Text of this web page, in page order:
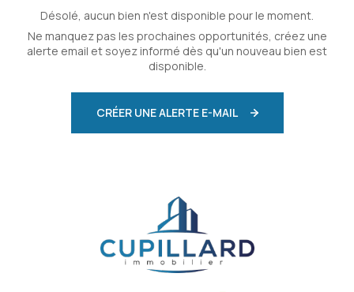
Désolé, aucun bien n'est disponible pour le moment.
Ne manquez pas les prochaines opportunités, créez une
alerte email et soyez informé dès qu'un nouveau bien est
disponible.
CRÉER UNE ALERTE E-MAIL